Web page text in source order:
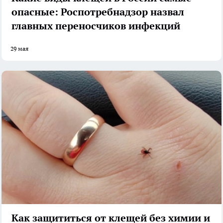
опасные: Роспотребнадзор назвал
главных переносчиков инфекций
29 мая
Как защититься от клещей без химии и